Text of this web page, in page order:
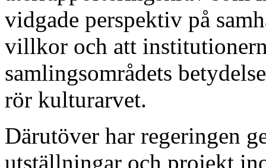
vidgade perspektiv på
villkor och att
samlingsområdets
rör kulturarvet.
Därutöver har regeringen
utställningar och projekt